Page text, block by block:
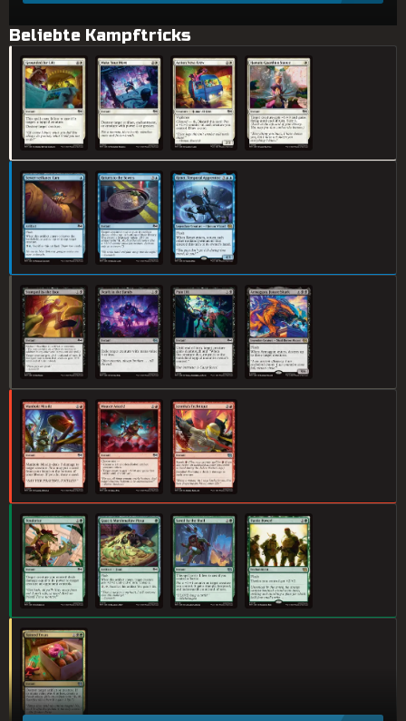
Beliebte Kampftricks
Hausarrest auf LebenszeitEntscheidender ZugTeam von Action NewsHamato-Wächter-Haltung
Kakerlakenkamera Rückkehr in die KanalisationRenet, Zeitmeisterin im Training
Foot-Stampfer Todesfall in der FamilieGrundlagen des SchmerzesArmaggon, Hai aus der Zukunft
Gully-Geschoss Mouser-Angriff! Jennikas Kampfkunst
Weichklopfen Guacamole-Marshmallow-Pizza
Panzerparade Turtle Power!
Verunreinigte Leckerbissen